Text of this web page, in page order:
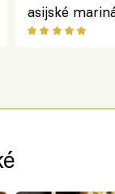
asijské
chuťovka z